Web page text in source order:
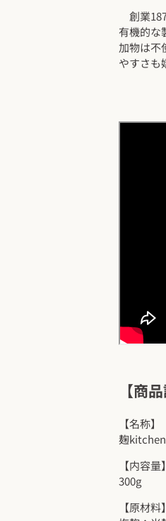
創業
有機的な
加物は不
やすさも
【商
【名称】
麹
【内容量】
300g
【原材料】